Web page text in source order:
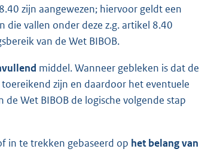
zijn aangewezen; hiervoor geldt een
die vallen onder deze z.g. artikel 8.40
van de Wet BIBOB.
middel. Wanneer gebleken is dat de
zijn en daardoor het eventuele
Wet BIBOB de logische volgende stap
in te trekken gebaseerd op het belang van